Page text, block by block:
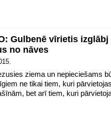
Gulbenē vīrietis
no nāves
ziema un nepieciešams
ne tikai tiem, kuri
bet arī tiem, kuri